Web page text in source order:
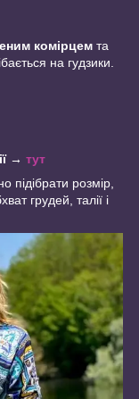
комірцем та
на гудзики.
→ тут
підібрати розмір,
грудей, талії і